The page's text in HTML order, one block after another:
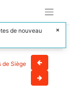
de Siège
de nouveau